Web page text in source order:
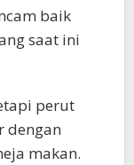
baik
saat ini
perut
dengan
makan.